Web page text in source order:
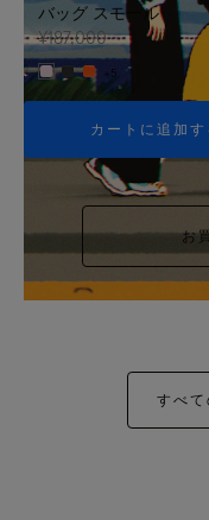
バッグ スモール
¥187,000
+5
カートに追加す
お
すべ